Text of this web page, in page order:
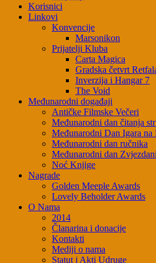
Korisnici
Linkovi
Konvencije
Marsonikon
Prijatelji Kluba
Carta Magica
Gradska četvrt
Inverzija i Hangar 7
The Void
Međunarodni događaji
Antičke Filmske Večeri
Međunarodni dan čitanja
Međunarodni Dan Igara na
Međunarodni dan ručnika
Međunarodni dan
Noć Knjige
Nagrade
Golden Meeple Awards
Lovely Beholder Awards
O Nama
2014
Članarina i donacije
Kontakti
Mediji o nama
Statut i Akti Udruge